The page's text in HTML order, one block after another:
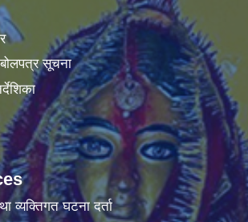
सूचना
व्यक्तिगत घटना दर्ता